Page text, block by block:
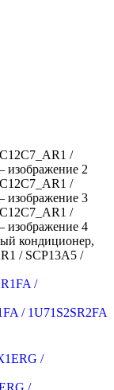
кондиционер,
/ SCP13A5 /
/ 1U71S2SR2FA
/